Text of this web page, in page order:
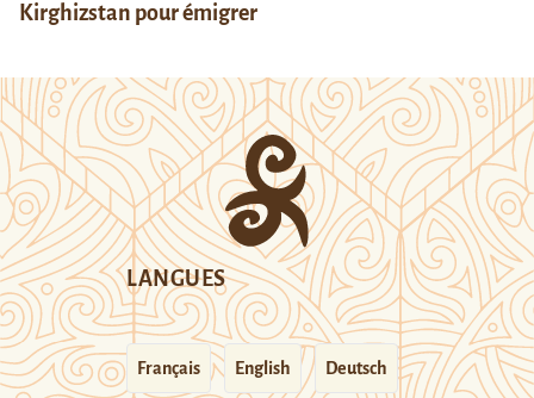
Kirghizstan pour émigrer
LANGUES
Français English Deutsch